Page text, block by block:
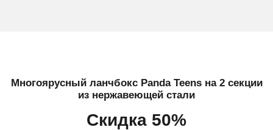
Многоярусный ланчбокс Panda Teens на 2 секции
из нержавеющей стали
Скидка 50%